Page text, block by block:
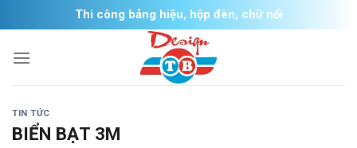
to
content
Thi công bảng hiệu, hộp đèn, chữ nổi
TIN TỨC
BIỂN BẠT 3M